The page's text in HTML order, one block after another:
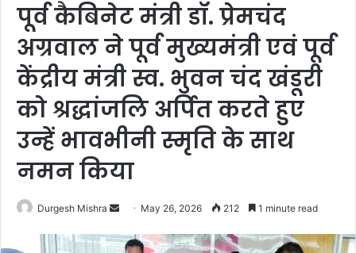
पूर्व कैबिनेट मंत्री डॉ. प्रेमचंद
अग्रवाल ने पूर्व मुख्यमंत्री एवं पूर्व
केंद्रीय मंत्री स्व. भुवन चंद खंडूरी
को श्रद्धांजलि अर्पित करते हुए
उन्हें भावभीनी स्मृति के साथ
नमन किया
Durgesh Mishra
Send
email
May 26, 2026 212 1 minute read